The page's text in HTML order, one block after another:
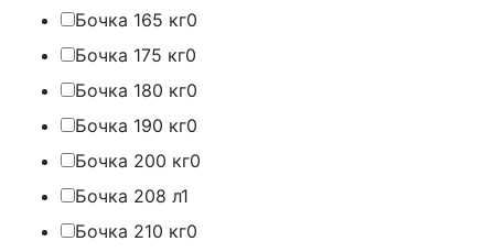
Бочка 165 кг0
Бочка 175 кг0
Бочка 180 кг0
Бочка 190 кг0
Бочка 200 кг0
Бочка 208 л1
Бочка 210 кг0